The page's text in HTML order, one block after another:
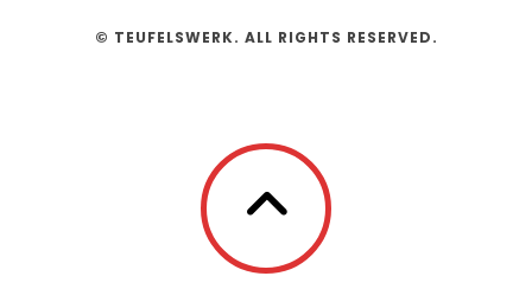
© TEUFELSWERK. ALL RIGHTS RESERVED.